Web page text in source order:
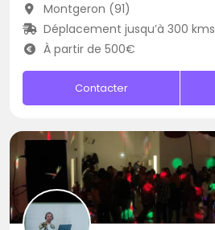
Montgeron (91)
Déplacement jusqu’à 300 kms
À partir de 500€
Contacter